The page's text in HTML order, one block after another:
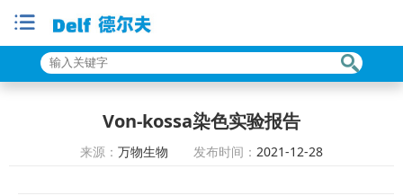
Von-kossa染色实验报告
来源： 万物生物 发布时间： 2021-12-28